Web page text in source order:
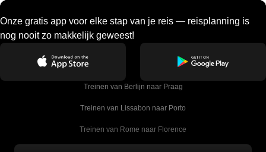
Onze gratis app voor elke stap van je reis — reisplanning is
nog nooit zo makkelijk geweest!
Treinen van Berlijn naar Praag
Treinen van Lissabon naar Porto
Treinen van Rome naar Florence